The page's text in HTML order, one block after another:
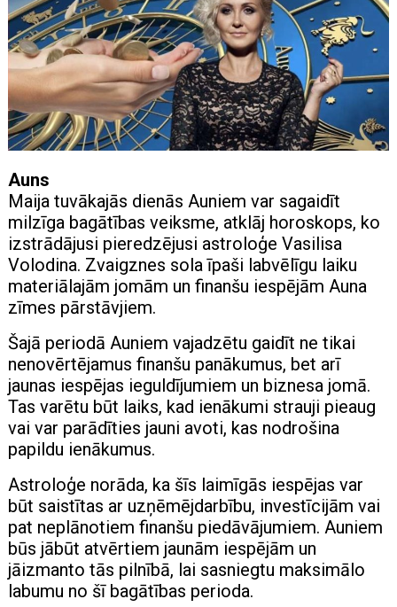
Auns
Maija tuvākajās dienās Auniem var sagaidīt
milzīga bagātības veiksme, atklāj horoskops, ko
izstrādājusi pieredzējusi astroloģe Vasilisa
Volodina. Zvaigznes sola īpaši labvēlīgu laiku
materiālajām jomām un finanšu iespējām Auna
zīmes pārstāvjiem.
Šajā periodā Auniem vajadzētu gaidīt ne tikai
nenovērtējamus finanšu panākumus, bet arī
jaunas iespējas ieguldījumiem un biznesa jomā.
Tas varētu būt laiks, kad ienākumi strauji pieaug
vai var parādīties jauni avoti, kas nodrošina
papildu ienākumus.
Astroloģe norāda, ka šīs laimīgās iespējas var
būt saistītas ar uzņēmējdarbību, investīcijām vai
pat neplānotiem finanšu piedāvājumiem. Auniem
būs jābūt atvērtiem jaunām iespējām un
jāizmanto tās pilnībā, lai sasniegtu maksimālo
labumu no šī bagātības perioda.